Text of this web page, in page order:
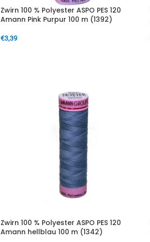
Zwirn 100 % Polyester ASPO PES 120
Amann Pink Purpur 100 m (1392)
€3,39
Zwirn 100 % Polyester ASPO PES 120
Amann hellblau 100 m (1342)